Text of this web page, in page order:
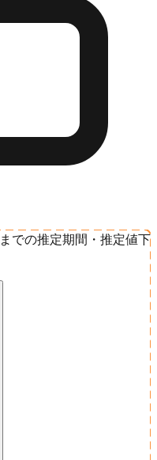
での推定期間・推定値下